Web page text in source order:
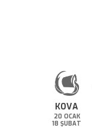
KOVA
20 OCAK
18 ŞUBAT